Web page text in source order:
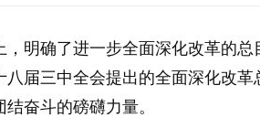
明确了进一步全面深化改革的
届三中全会提出的全面深化改
奋斗的磅礴力量。